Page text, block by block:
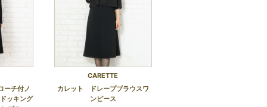
ーチ付ノ
ッキング
CARETTE
カレット ドレープブラウスワ
ンピース